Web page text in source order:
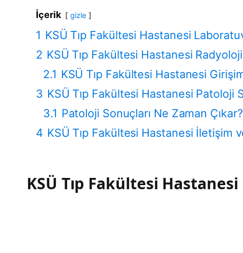
İçerik gizle
1 KSÜ Tıp Fakültesi Hastanesi
2 KSÜ Tıp Fakültesi Hastanesi
2.1 KSÜ Tıp Fakültesi Hastanesi
3 KSÜ Tıp Fakültesi Hastanesi Patoloji
3.1 Patoloji Sonuçları Ne Zaman Çıkar?
4 KSÜ Tıp Fakültesi Hastanesi İletişim
KSÜ Tıp Fakültesi